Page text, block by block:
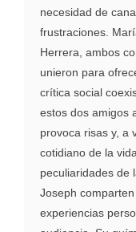
necesidad de
frustraciones.
Herrera, ambos
unieron para
crítica social
estos dos amigos
provoca risas y, a
cotidiano de la
peculiaridades de
Joseph
experiencias